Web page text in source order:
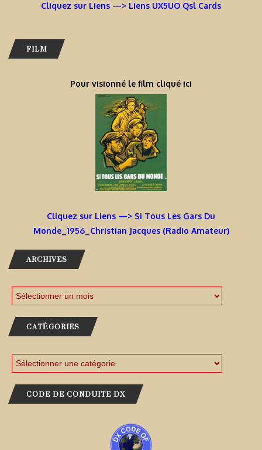
Cliquez sur Liens —> Liens UX5UO Qsl Cards
FILM
Pour visionné le film cliqué ici
Cliquez sur Liens —> Si Tous Les Gars Du
Monde_1956_Christian Jacques (Radio Amateur)
ARCHIVES
CATÉGORIES
CODE DE CONDUITE DX